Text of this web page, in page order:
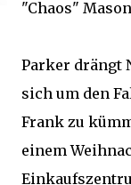
"Chaos"
Parker drängt
sich um den
Frank zu
einem